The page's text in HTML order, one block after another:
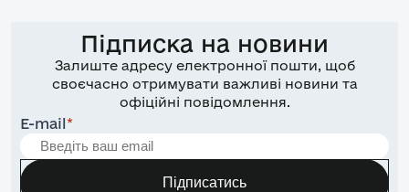
Підписка на новини
Залиште адресу електронної пошти, щоб
своєчасно отримувати важливі новини та
офіційні повідомлення.
E-mail*
Підписатись